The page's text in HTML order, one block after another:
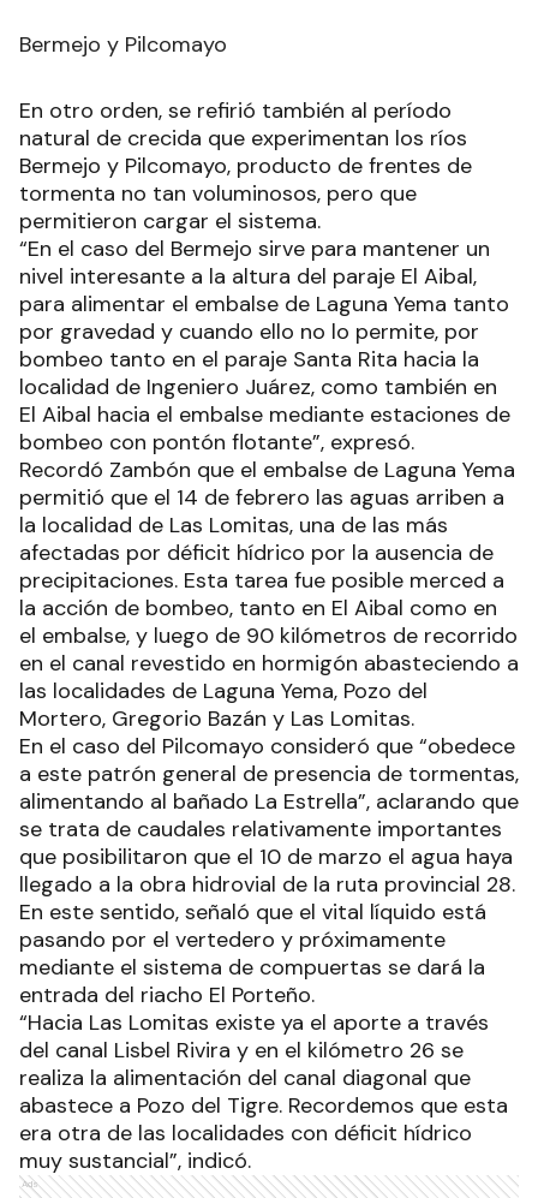
Bermejo y Pilcomayo
En otro orden, se refirió también al período
natural de crecida que experimentan los ríos
Bermejo y Pilcomayo, producto de frentes de
tormenta no tan voluminosos, pero que
permitieron cargar el sistema.
“En el caso del Bermejo sirve para mantener un
nivel interesante a la altura del paraje El Aibal,
para alimentar el embalse de Laguna Yema tanto
por gravedad y cuando ello no lo permite, por
bombeo tanto en el paraje Santa Rita hacia la
localidad de Ingeniero Juárez, como también en
El Aibal hacia el embalse mediante estaciones de
bombeo con pontón flotante”, expresó.
Recordó Zambón que el embalse de Laguna Yema
permitió que el 14 de febrero las aguas arriben a
la localidad de Las Lomitas, una de las más
afectadas por déficit hídrico por la ausencia de
precipitaciones. Esta tarea fue posible merced a
la acción de bombeo, tanto en El Aibal como en
el embalse, y luego de 90 kilómetros de recorrido
en el canal revestido en hormigón abasteciendo a
las localidades de Laguna Yema, Pozo del
Mortero, Gregorio Bazán y Las Lomitas.
En el caso del Pilcomayo consideró que “obedece
a este patrón general de presencia de tormentas,
alimentando al bañado La Estrella”, aclarando que
se trata de caudales relativamente importantes
que posibilitaron que el 10 de marzo el agua haya
llegado a la obra hidrovial de la ruta provincial 28.
En este sentido, señaló que el vital líquido está
pasando por el vertedero y próximamente
mediante el sistema de compuertas se dará la
entrada del riacho El Porteño.
“Hacia Las Lomitas existe ya el aporte a través
del canal Lisbel Rivira y en el kilómetro 26 se
realiza la alimentación del canal diagonal que
abastece a Pozo del Tigre. Recordemos que esta
era otra de las localidades con déficit hídrico
muy sustancial”, indicó.
Ads